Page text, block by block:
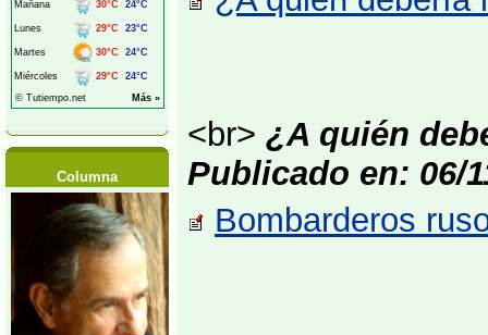
Columna
<br> ¿A quién
Publicado en: 06/
Bombarderos